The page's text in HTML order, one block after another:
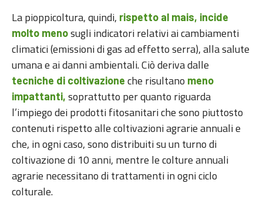
La pioppicoltura, quindi, rispetto al mais, incide
molto menosugli indicatori relativi ai cambiamenti
climatici (emissioni di gas ad effetto serra), alla salute
umana e ai danni ambientali. Ciò deriva dalle
tecniche di coltivazione che risultano meno
impattanti, soprattutto per quanto riguarda
l’impiego dei prodotti fitosanitari che sono piuttosto
contenuti rispetto alle coltivazioni agrarie annuali e
che, in ogni caso, sono distribuiti su un turno di
coltivazione di 10 anni, mentre le colture annuali
agrarie necessitano di trattamenti in ogni ciclo
colturale.